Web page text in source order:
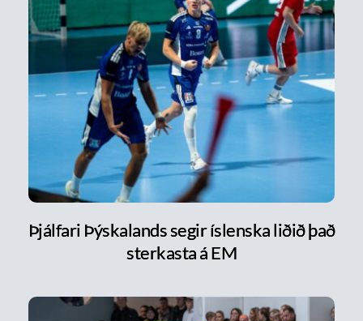
Þjálfari Þýskalands segir íslenska liðið það
sterkasta á EM